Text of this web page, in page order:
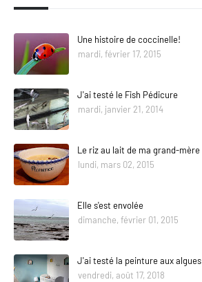
Une histoire de coccinelle!
mardi, février 17, 2015
J'ai testé le Fish Pédicure
mardi, janvier 21, 2014
Le riz au lait de ma grand-mère
lundi, mars 02, 2015
Elle s'est envolée
dimanche, février 01, 2015
J'ai testé la peinture aux algues
vendredi, août 17, 2018